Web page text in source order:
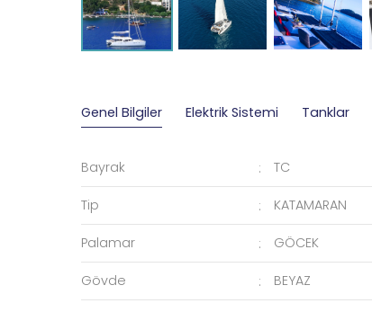
Genel Bilgiler Elektrik Sistemi Tanklar
Bayrak TC
Tip KATAMARAN
Palamar GÖCEK
Gövde BEYAZ